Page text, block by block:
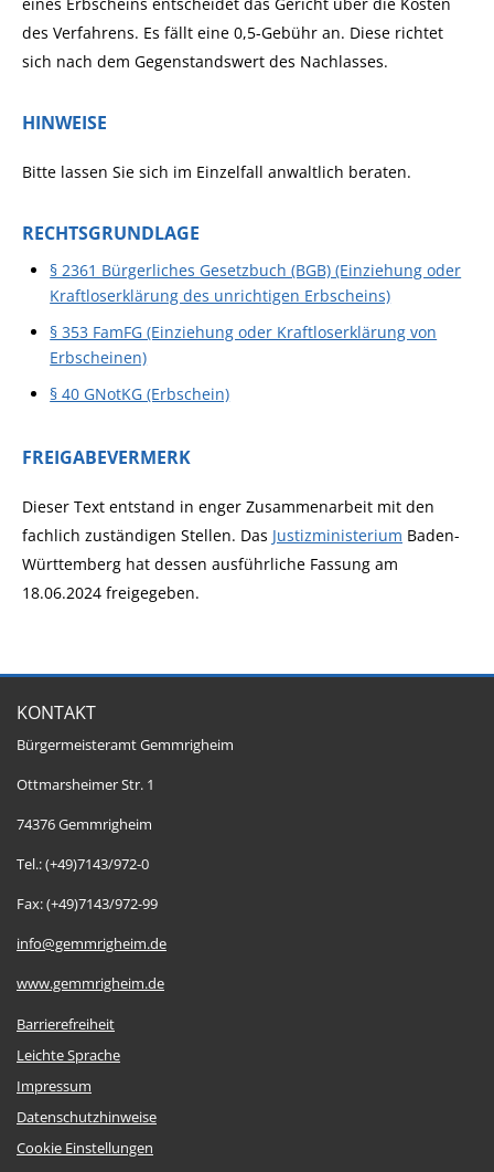
des Verfahrens. Es fällt eine 0,5-Gebühr an. Diese richtet
sich nach dem Gegenstandswert des Nachlasses.
HINWEISE
Bitte lassen Sie sich im Einzelfall anwaltlich beraten.
RECHTSGRUNDLAGE
§ 2361 Bürgerliches Gesetzbuch (BGB) (Einziehung oder
Kraftloserklärung des unrichtigen Erbscheins)
§ 353 FamFG (Einziehung oder Kraftloserklärung von
Erbscheinen)
§ 40 GNotKG (Erbschein)
FREIGABEVERMERK
Dieser Text entstand in enger Zusammenarbeit mit den
fachlich zuständigen Stellen. Das Justizministerium Baden-
Württemberg hat dessen ausführliche Fassung am
18.06.2024 freigegeben.
KONTAKT
Bürgermeisteramt Gemmrigheim
Ottmarsheimer Str. 1
74376 Gemmrigheim
Tel.: (+49)7143/972-0
Fax: (+49)7143/972-99
info@gemmrigheim.de
www.gemmrigheim.de
Barrierefreiheit
Leichte Sprache
Impressum
Datenschutzhinweise
Cookie Einstellungen